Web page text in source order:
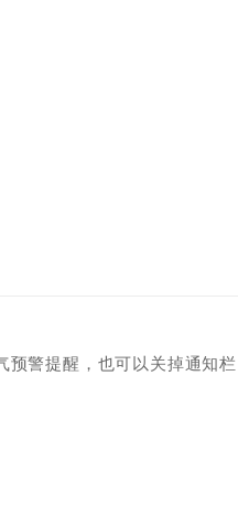
预警提醒，也可以关掉通知栏